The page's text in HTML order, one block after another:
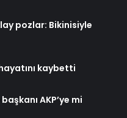
pozlar: Bikinisiyle
kaybetti
AKP’ye mi